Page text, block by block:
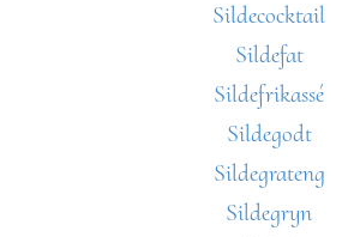
Sildecocktail
Sildefat
Sildefrikassé
Sildegodt
Sildegrateng
Sildegryn